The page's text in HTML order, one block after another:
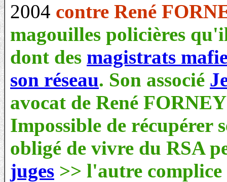
2004 contre René
magouilles policières
dont des magistrats
son réseau. Son associé
avocat de René
Impossible de récupérer
obligé de vivre du RSA
juges >> l'autre complice